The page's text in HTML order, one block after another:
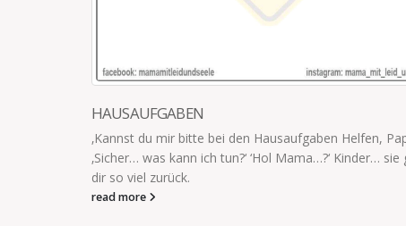
HAUSAUFGABEN
‚Kannst du mir bitte bei den Hausaufgaben Helfen,
‚Sicher… was kann ich tun?‘ ‘Hol Mama…?‘ Kinder… sie
dir so viel zurück.
read more